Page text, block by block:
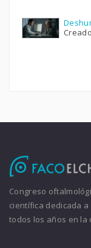
Congreso
científica dedicada
todos los años en la